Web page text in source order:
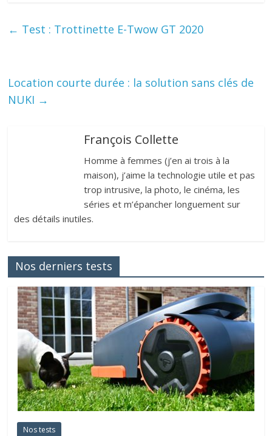
← Test : Trottinette E-Twow GT 2020
Location courte durée : la solution sans clés de
NUKI →
François Collette
Homme à femmes (j’en ai trois à la
maison), j’aime la technologie utile et pas
trop intrusive, la photo, le cinéma, les
séries et m’épancher longuement sur
des détails inutiles.
Nos derniers tests
Nos tests